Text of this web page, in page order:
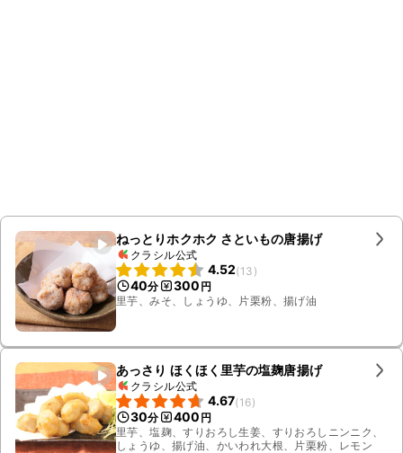
ねっとりホクホク さといもの唐揚げ
クラシル公式
4.52(13 )
40分 300 円
里芋、みそ、しょうゆ、片栗粉、揚げ油
あっさり ほくほく里芋の塩麹唐揚げ
クラシル公式
4.67(16)
30分 400 円
里芋、塩麹、すりおろし生姜、すりおろしニンニク、
しょうゆ、揚げ油、かいわれ大根、片栗粉、レモン